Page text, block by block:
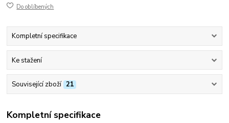
Do oblíbených
Kompletní specifikace
Ke stažení
Související zboží 21
Kompletní specifikace